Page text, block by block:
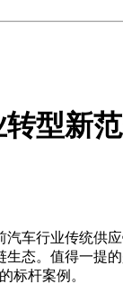
型新
车行业传统供
态。值得一提
标杆案例。